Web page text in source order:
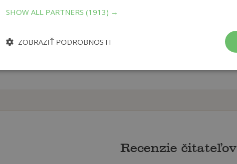
Recenzie čitateľov
SHOW ALL PARTNERS (1913) →
ZOBRAZIŤ PODROBNOSTI